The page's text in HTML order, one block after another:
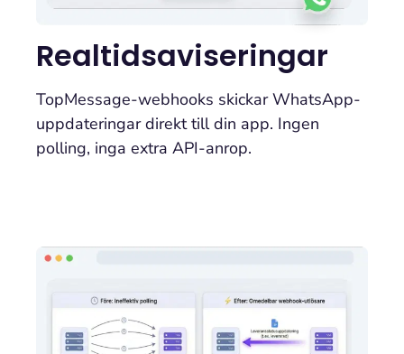
Realtidsaviseringar
TopMessage-webhooks skickar WhatsApp-
uppdateringar direkt till din app. Ingen
polling, inga extra API-anrop.